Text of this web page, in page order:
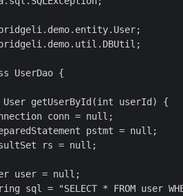
UserDao {
User getUserById(int userId) {
conn = null;
pstmt = null;
rs = null;
user = null;
sql = "SELECT * FROM user